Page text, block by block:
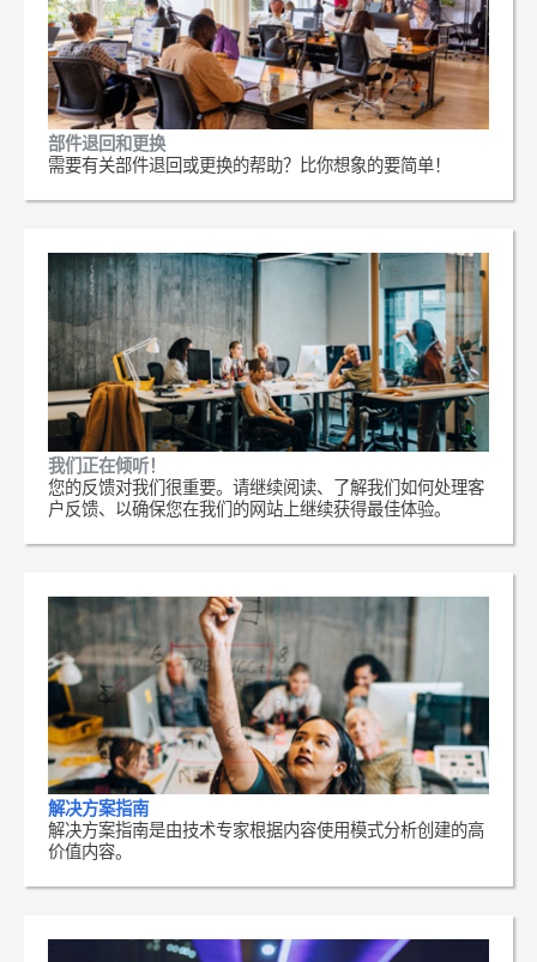
部件退回和更换
需要有关部件退回或更换的帮助？比你想象的要简单！
我们正在倾听！
您的反馈对我们很重要。请继续阅读、了解我们如何处理客
户反馈、以确保您在我们的网站上继续获得最佳体验。
解决方案指南
解决方案指南是由技术专家根据内容使用模式分析创建的高
价值内容。